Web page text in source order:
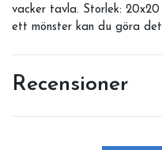
vacker tavla. Storlek:
ett mönster kan du göra
Recensioner